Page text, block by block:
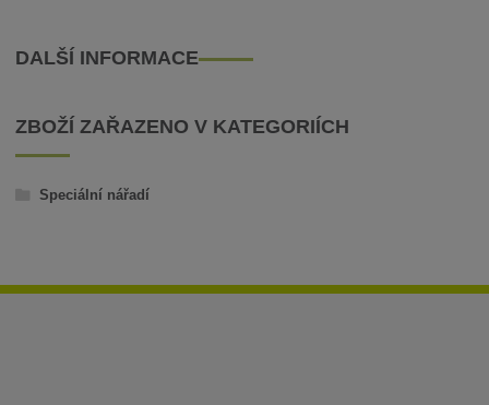
DALŠÍ INFORMACE
ZBOŽÍ ZAŘAZENO V KATEGORIÍCH
Speciální nářadí